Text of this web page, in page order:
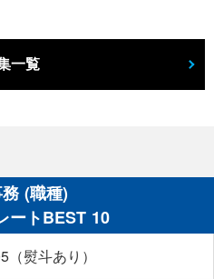
一覧
(職種)
ートBEST 10
熨斗あり）